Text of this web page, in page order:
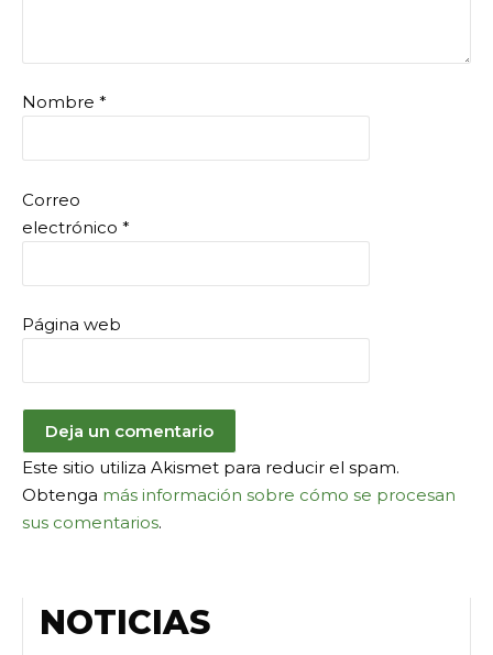
Nombre *
Correo
electrónico *
Página web
Este sitio utiliza Akismet para reducir el spam.
Obtenga más información sobre cómo se procesan
sus comentarios.
NOTICIAS